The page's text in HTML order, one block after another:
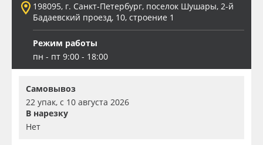
198095, г. Санкт-Петербург, поселок Шушары, 2-й
Бадаевский проезд, 10, строение 1
Режим работы
пн - пт 9:00 - 18:00
Самовывоз
22 упак, с 10 августа 2026
В нарезку
Нет